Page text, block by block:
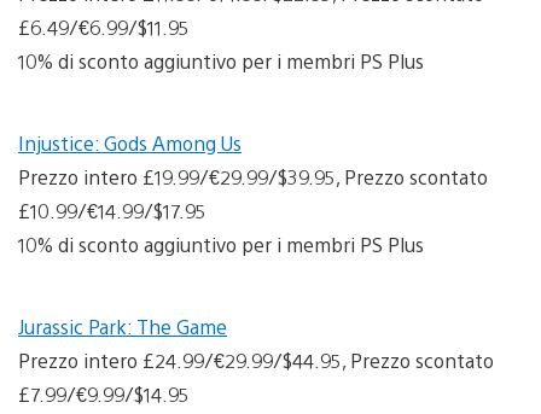
£6.49/€6.99/$11.95
10% di sconto aggiuntivo per i membri PS Plus
Injustice: Gods Among Us
Prezzo intero £19.99/€29.99/$39.95, Prezzo scontato
£10.99/€14.99/$17.95
10% di sconto aggiuntivo per i membri PS Plus
Jurassic Park: The Game
Prezzo intero £24.99/€29.99/$44.95, Prezzo scontato
£7.99/€9.99/$14.95